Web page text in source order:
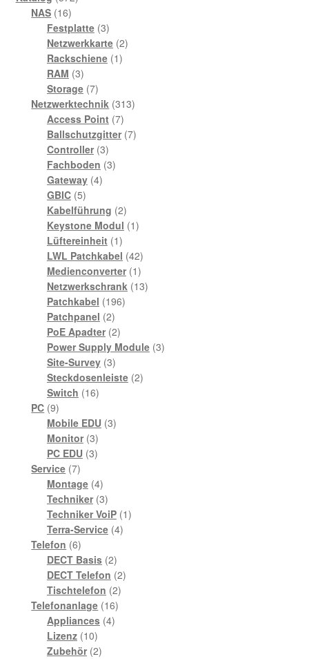
NAS 1616
Produkte
Festplatte 33
Produkte
Netzwerkkarte 22
Rackschiene 11
RAM 33
Produkte
Storage 77
Produkte
Netzwerktechnik 313313
Access Point 77
Produkte
Ballschutzgitter 77
Controller 33
Produkte
Fachboden 33
Gateway 44
GBIC 55
Produkte
Kabelführung 22
Produkte
Keystone Modul 11
Lüftereinheit 11
Produkt
LWL Patchkabel 4242
Produkte
Medienconverter 11
Produkt
Netzwerkschrank 1313
Patchkabel 196196
Patchpanel 22
Produkte
PoE Apadter 22
Produkte
Power Supply Module 33
Site-Survey 33
Produkte
Steckdosenleiste 22
Switch 1616
PC 99
Produkte
Mobile EDU 33
Monitor 33
Produkte
PC EDU 33
Service 77
Produkte
Montage 44
Produkte
Techniker 33
Produkte
Techniker VoiP 11
Terra-Service 44
Telefon 66
Produkte
DECT Basis 22
Produkte
DECT Telefon 22
Tischtelefon 22
Produkte
Telefonanlage 1616
Appliances 44
Lizenz 1010
Produkte
Zubehör 22